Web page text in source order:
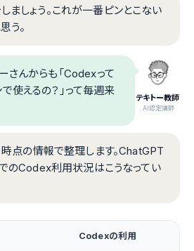
ましょう。これが一番ピンとこない
う。
テキトー教師
.AI認定講師
さんからも「Codexって
使えるの？」って毎週来
点の情報で整理します。ChatGPT
のCodex利用状況はこうなってい
Codexの利用